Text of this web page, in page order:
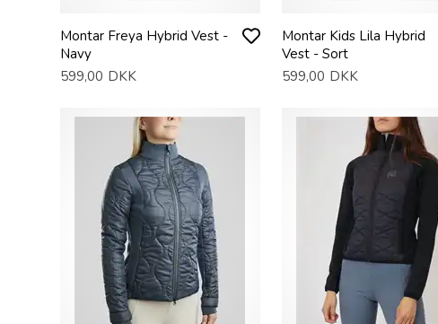
Montar Freya Hybrid Vest -
Navy
599,00 DKK
Montar Kids Lila Hybrid
Vest - Sort
599,00 DKK